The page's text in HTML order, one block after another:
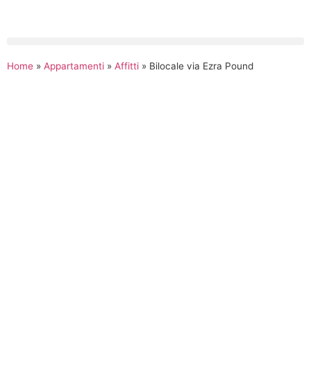
Home » Appartamenti » Affitti » Bilocale via Ezra Pound